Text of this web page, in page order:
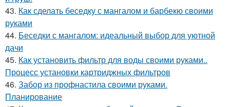
43. Как сделать беседку с мангалом и барбекю своими
руками
44. Беседки с мангалом: идеальный выбор для уютной
дачи
45. Как установить фильтр для воды своими руками..
Процесс установки картриджных фильтров
46. Забор из профнастила своими руками.
Планирование